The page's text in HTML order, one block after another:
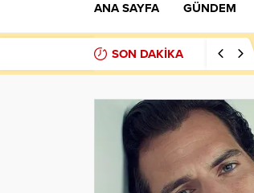
ANA SAYFA GÜNDEM
SON DAKİKA